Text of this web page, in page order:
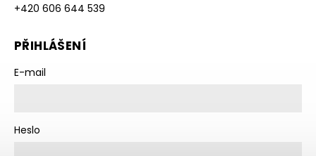
+420 606 644 539
PŘIHLÁŠENÍ
E-mail
Heslo